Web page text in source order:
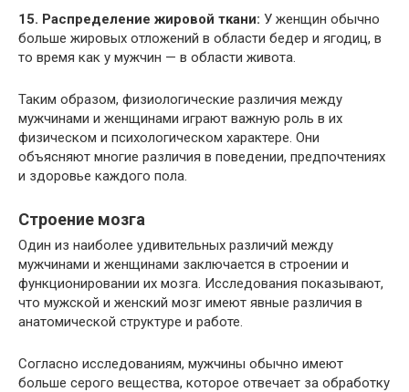
15. Распределение жировой ткани: У женщин обычно
больше жировых отложений в области бедер и ягодиц, в
то время как у мужчин — в области живота.
Таким образом, физиологические различия между
мужчинами и женщинами играют важную роль в их
физическом и психологическом характере. Они
объясняют многие различия в поведении, предпочтениях
и здоровье каждого пола.
Строение мозга
Один из наиболее удивительных различий между
мужчинами и женщинами заключается в строении и
функционировании их мозга. Исследования показывают,
что мужской и женский мозг имеют явные различия в
анатомической структуре и работе.
Согласно исследованиям, мужчины обычно имеют
больше серого вещества, которое отвечает за обработку